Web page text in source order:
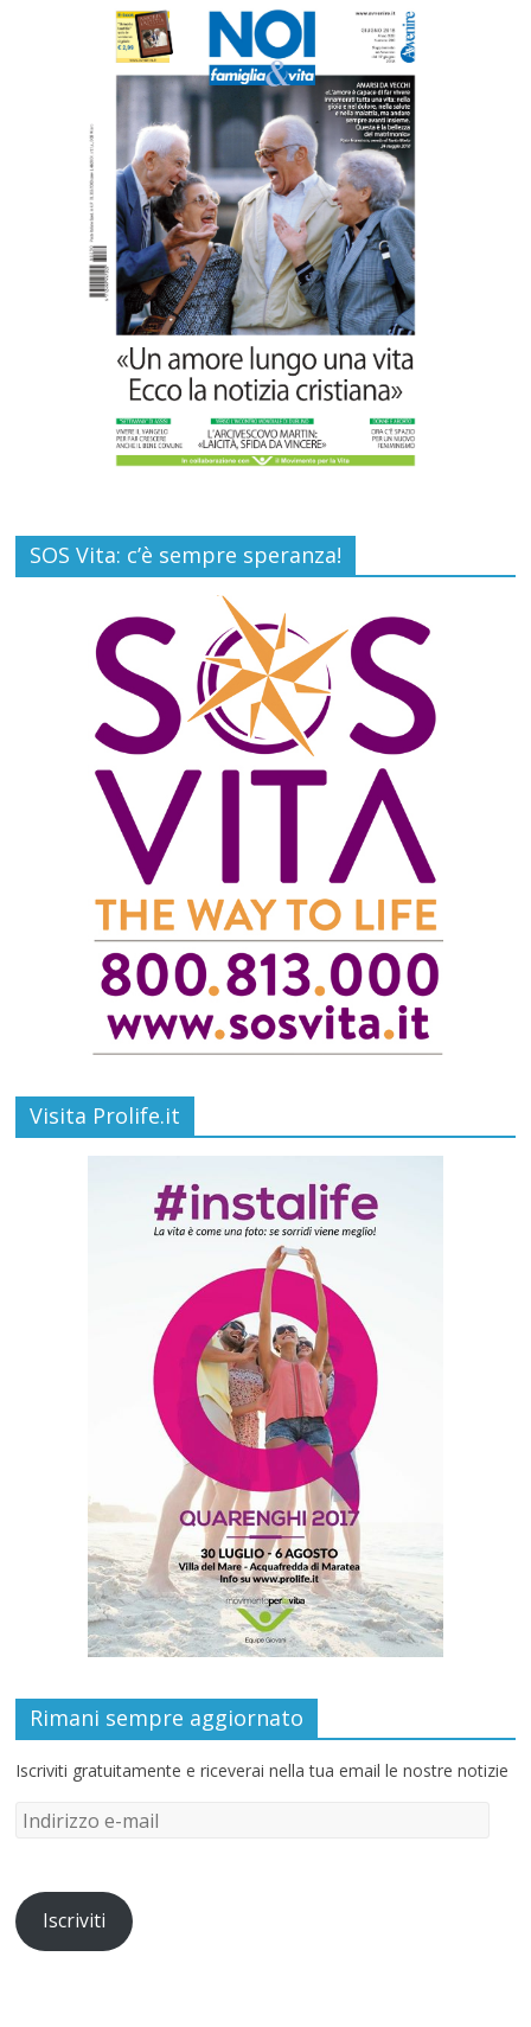
Paolo VI, un santo che canta la bellezza
della vita
6 Agosto 2026 Commenti disabilitati
“Pace nel grembo è pace nel mondo”: a
Lecce il 46° Convegno Nazionale del
Movimento per la Vita
31 Luglio 2026 Commenti disabilitati
SOS Vita: c’è sempre speranza!
Visita Prolife.it
Rimani sempre aggiornato
Iscriviti gratuitamente e riceverai nella tua email le nostre notizie
Iscriviti